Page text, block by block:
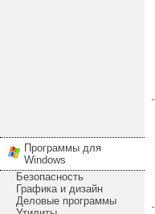
Программы для
Windows
Безопасность
Графика и дизайн
Деловые программы